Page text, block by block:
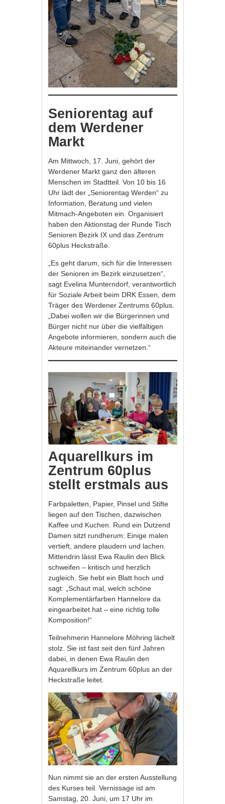
Seniorentag auf
dem Werdener
Markt
Am Mittwoch, 17. Juni, gehört der
Werdener Markt ganz den älteren
Menschen im Stadtteil. Von 10 bis 16
Uhr lädt der „Seniorentag Werden“ zu
Information, Beratung und vielen
Mitmach-Angeboten ein. Organisiert
haben den Aktionstag der Runde Tisch
Senioren Bezirk IX und das Zentrum
60plus Heckstraße.
„Es geht darum, sich für die Interessen
der Senioren im Bezirk einzusetzen“,
sagt Evelina Munterndorf, verantwortlich
für Soziale Arbeit beim DRK Essen, dem
Träger des Werdener Zentrums 60plus.
„Dabei wollen wir die Bürgerinnen und
Bürger nicht nur über die vielfältigen
Angebote informieren, sondern auch die
Akteure miteinander vernetzen.“
Aquarellkurs im
Zentrum 60plus
stellt erstmals aus
Farbpaletten, Papier, Pinsel und Stifte
liegen auf den Tischen, dazwischen
Kaffee und Kuchen. Rund ein Dutzend
Damen sitzt rundherum: Einige malen
vertieft, andere plaudern und lachen.
Mittendrin lässt Ewa Raulin den Blick
schweifen – kritisch und herzlich
zugleich. Sie hebt ein Blatt hoch und
sagt: „Schaut mal, welch schöne
Komplementärfarben Hannelore da
eingearbeitet hat – eine richtig tolle
Komposition!“
Teilnehmerin Hannelore Möhring lächelt
stolz. Sie ist fast seit den fünf Jahren
dabei, in denen Ewa Raulin den
Aquarellkurs im Zentrum 60plus an der
Heckstraße leitet.
Nun nimmt sie an der ersten Ausstellung
des Kurses teil. Vernissage ist am
Samstag, 20. Juni, um 17 Uhr im